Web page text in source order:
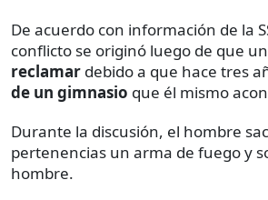
De acuerdo con información de la
conflicto se originó luego de que un
reclamar debido a que hace tres
de un gimnasio que él mismo
Durante la discusión, el hombre
pertenencias un arma de fuego y
hombre.